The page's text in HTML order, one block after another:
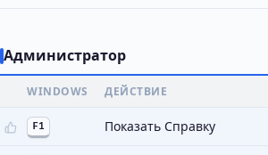
Администратор
WINDOWS ДЕЙСТВИЕ
F1 Показать Справку